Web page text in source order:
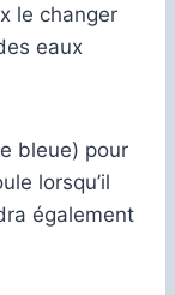
le changer
eaux
bleue) pour
lorsqu’il
également